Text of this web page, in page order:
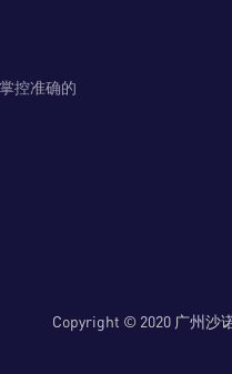
控准确的
Copyright © 2020 广州沙